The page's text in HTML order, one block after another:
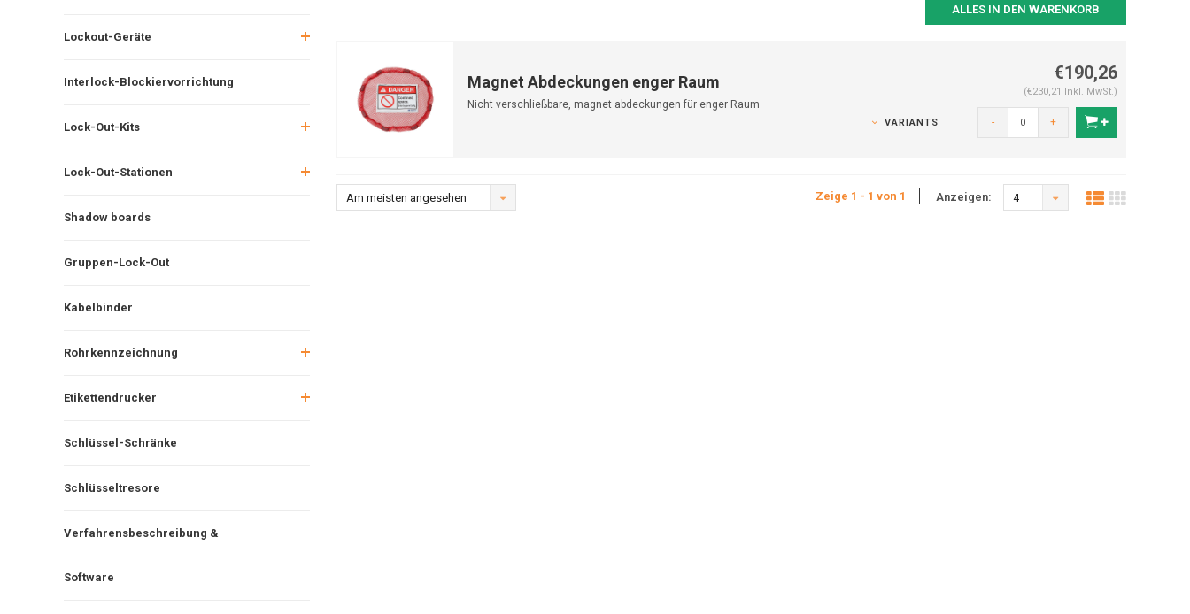
Lockout-Geräte
Interlock-Blockiervorrichtung
Lock-Out-Kits
Lock-Out-Stationen
Shadow boards
Gruppen-Lock-Out
Kabelbinder
Rohrkennzeichnung
Etikettendrucker
Schlüssel-Schränke
Schlüsseltresore
Verfahrensbeschreibung &
Software
ALLES IN DEN WARENKORB
Magnet Abdeckungen enger Raum
Nicht verschließbare, magnet abdeckungen für enger Raum
€190,26
(€230,21 Inkl. MwSt.)
VARIANTS - +
Am meisten angesehen Zeige 1 - 1 von 1 Anzeigen: 4